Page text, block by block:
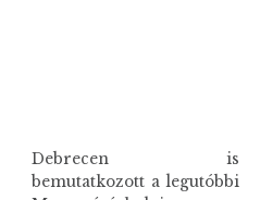
Debrecen is
bemutatkozott a legutóbbi